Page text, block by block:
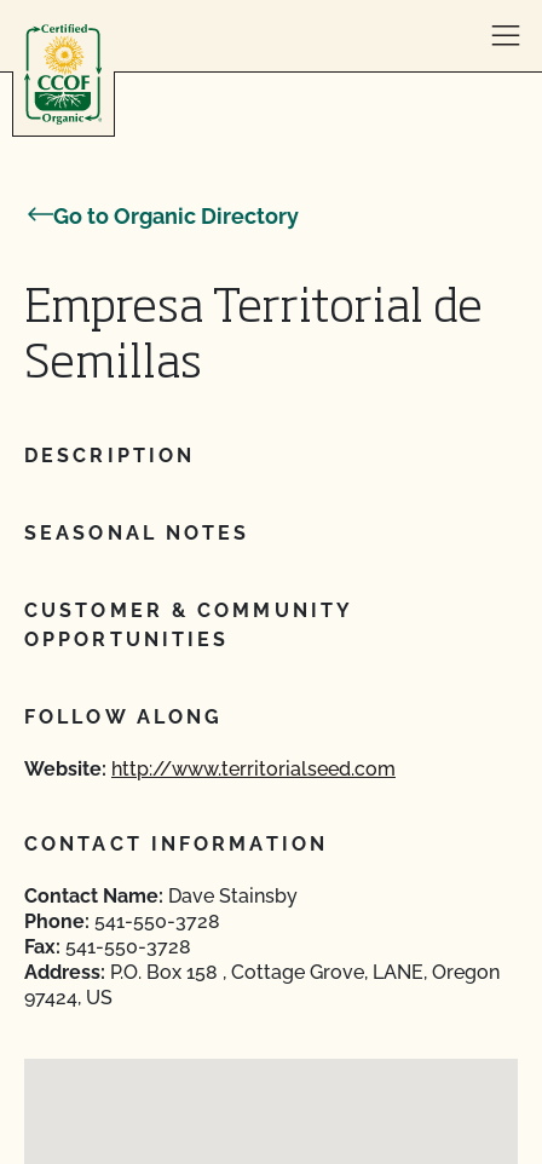
Go to Organic Directory
Empresa Territorial de
Semillas
DESCRIPTION
SEASONAL NOTES
CUSTOMER & COMMUNITY
OPPORTUNITIES
FOLLOW ALONG
Website: http://www.territorialseed.com
CONTACT INFORMATION
Contact Name: Dave Stainsby
Phone: 541-550-3728
Fax: 541-550-3728
Address: P.O. Box 158 , Cottage Grove, LANE, Oregon
97424, US